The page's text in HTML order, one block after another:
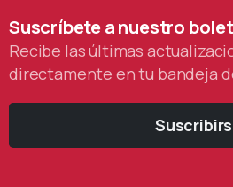
Suscríbeteanuestro
Recibe las últimas
directamente en tu bandeja